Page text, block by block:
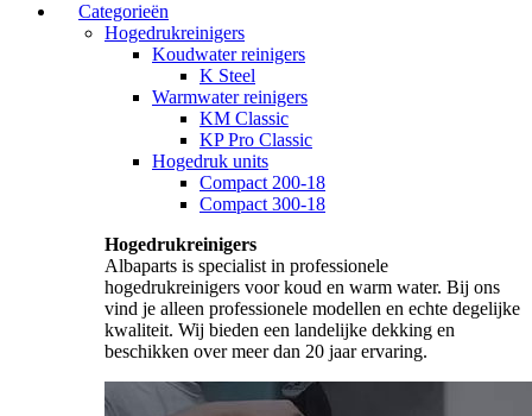
Categorieën
Hogedrukreinigers
Koudwater reinigers
K Steel
Warmwater reinigers
KM Classic
KP Pro Classic
Hogedruk units
Compact 200-18
Compact 300-18
Hogedrukreinigers
Albaparts is specialist in professionele
hogedrukreinigers voor koud en warm water. Bij ons
vind je alleen professionele modellen en echte degelijke
kwaliteit. Wij bieden een landelijke dekking en
beschikken over meer dan 20 jaar ervaring.